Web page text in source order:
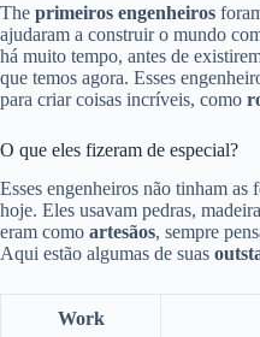
The primeiros engenheiros
ajudaram a construir o mundo
há muito tempo, antes de
que temos agora. Esses
para criar coisas incríveis, como
O que eles fizeram de especial?
Esses engenheiros não tinham as
hoje. Eles usavam pedras,
eram como artesãos, sempre
Aqui estão algumas de suas
Work